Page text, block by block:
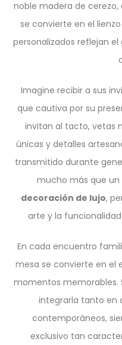
noble madera de
se convierte en el
personalizados reflejan
Imagine recibir a sus
que cautiva por su
invitan al tacto, vetas
únicas y detalles
transmitido durante
mucho más que un
decoración de lujo,
arte y la
En cada encuentro
mesa se convierte en el
momentos memorables.
integrarla tanto en
contemporáneos,
exclusivo tan